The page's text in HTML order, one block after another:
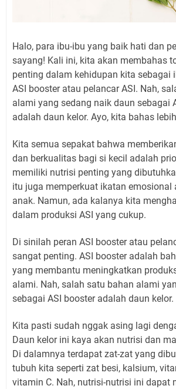
Halo, para ibu-ibu yang baik hati dan
sayang! Kali ini, kita akan membahas
penting dalam kehidupan kita sebagai
ASI booster atau pelancar ASI. Nah,
alami yang sedang naik daun sebagai
adalah daun kelor. Ayo, kita bahas
Kita semua sepakat bahwa
dan berkualitas bagi si kecil adalah
memiliki nutrisi penting yang
itu juga memperkuat ikatan emosional
anak. Namun, ada kalanya kita
dalam produksi ASI yang cukup.
Di sinilah peran ASI booster atau
sangat penting. ASI booster adalah
yang membantu meningkatkan
alami. Nah, salah satu bahan alami
sebagai ASI booster adalah daun kelor.
Kita pasti sudah nggak asing lagi
Daun kelor ini kaya akan nutrisi dan
Di dalamnya terdapat zat-zat yang
tubuh kita seperti zat besi, kalsium,
vitamin C. Nah, nutrisi-nutrisi ini dapat